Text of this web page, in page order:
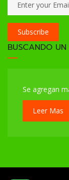
Subscribe
BUSCANDO
Se agregan
Leer Mas